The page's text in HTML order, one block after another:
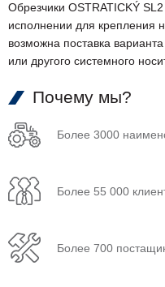
Обрезчики OSTRATICKÝ
исполнении для крепления
возможна поставка
или другого системного
Почему мы?
Более 3000
Более 55 000
Более 700